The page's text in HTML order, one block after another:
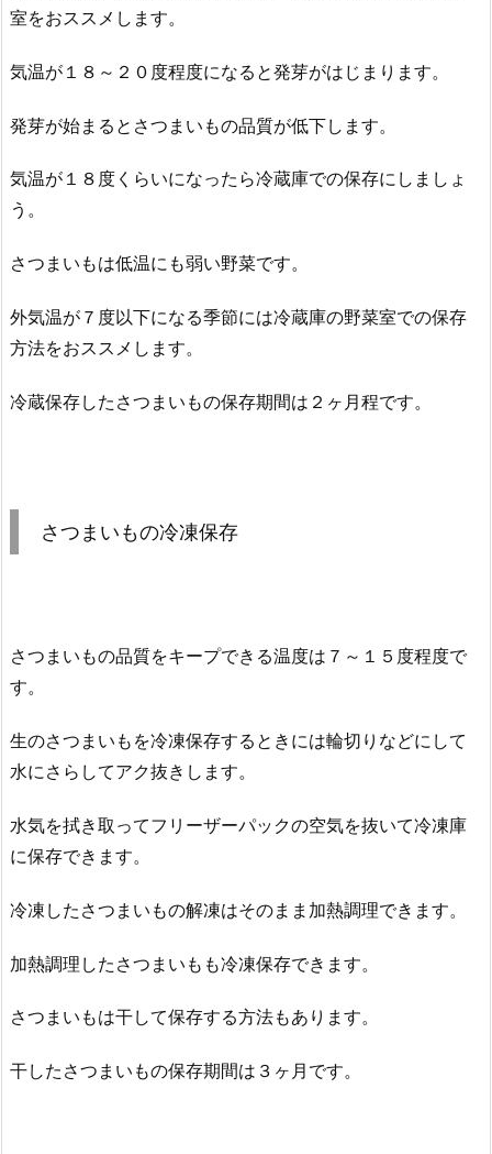
室をおススメします。
気温が１８～２０度程度になると発芽がはじまります。
発芽が始まるとさつまいもの品質が低下します。
気温が１８度くらいになったら冷蔵庫での保存にしましょ
う。
さつまいもは低温にも弱い野菜です。
外気温が７度以下になる季節には冷蔵庫の野菜室での保存
方法をおススメします。
冷蔵保存したさつまいもの保存期間は２ヶ月程です。
さつまいもの冷凍保存
さつまいもの品質をキープできる温度は７～１５度程度で
す。
生のさつまいもを冷凍保存するときには輪切りなどにして
水にさらしてアク抜きします。
水気を拭き取ってフリーザーパックの空気を抜いて冷凍庫
に保存できます。
冷凍したさつまいもの解凍はそのまま加熱調理できます。
加熱調理したさつまいもも冷凍保存できます。
さつまいもは干して保存する方法もあります。
干したさつまいもの保存期間は３ヶ月です。